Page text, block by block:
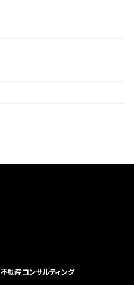
不動産コンサルティング